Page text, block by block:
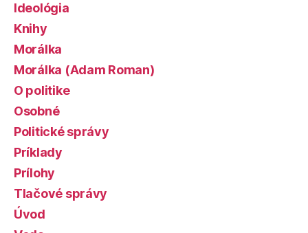
Ideológia
Knihy
Morálka
Morálka (Adam Roman)
O politike
Osobné
Politické správy
Príklady
Prílohy
Tlačové správy
Úvod